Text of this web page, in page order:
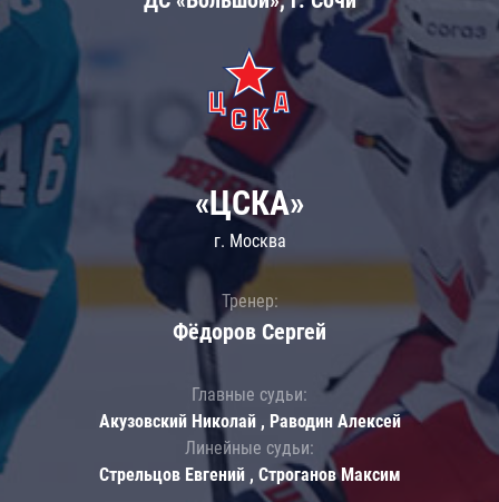
«ЦСКА»
г. Москва
Тренер:
Фёдоров Сергей
Главные судьи:
Акузовский Николай , Раводин Алексей
Линейные судьи:
Стрельцов Евгений , Строганов Максим